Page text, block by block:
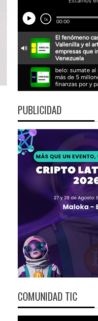
PUBLICIDAD
COMUNIDAD TIC